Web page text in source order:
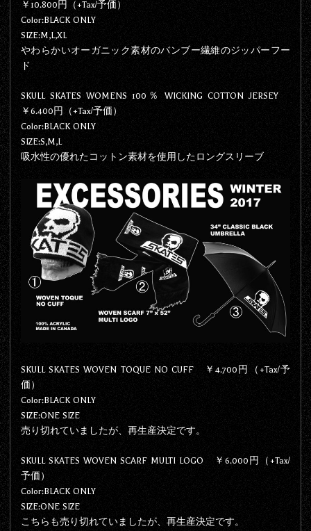
￥10.800円（+Tax/予価）
Color:BLACK ONLY
SIZE:M,L,XL
やわらかいオーガニック素材のバンブー繊維のジッパーフー
ド
SKULL SKATES WOMENS 100％ WICKING COTTON JERSEY
￥6.400円（+Tax/予価）
Color:BLACK ONLY
SIZE:S,M,L
吸水性の優れたコットン素材を使用したロングスリーブ
SKULL SKATES WOVEN TOQUE NO CUFF ￥4.700円（+Tax/予
価）
Color:BLACK ONLY
SIZE:ONE SIZE
売り切れていましたが、再生産決定です。
SKULL SKATES WOVEN SCARF MULTI LOGO ￥6.000円（+Tax/
予価）
Color:BLACK ONLY
SIZE:ONE SIZE
こちらも売り切れていましたが、再生産決定です。